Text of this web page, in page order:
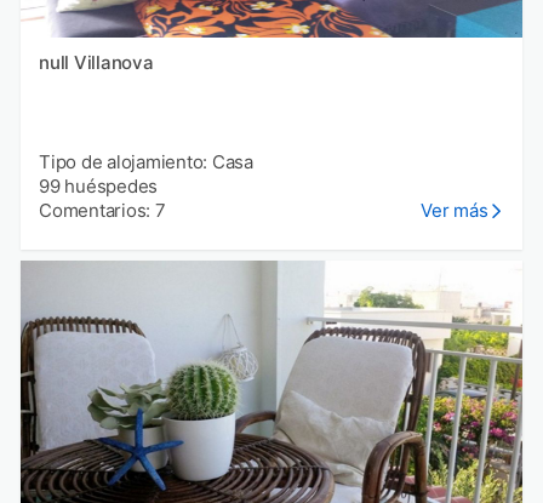
null Villanova
Tipo de alojamiento: Casa
99 huéspedes
Comentarios: 7
Ver más